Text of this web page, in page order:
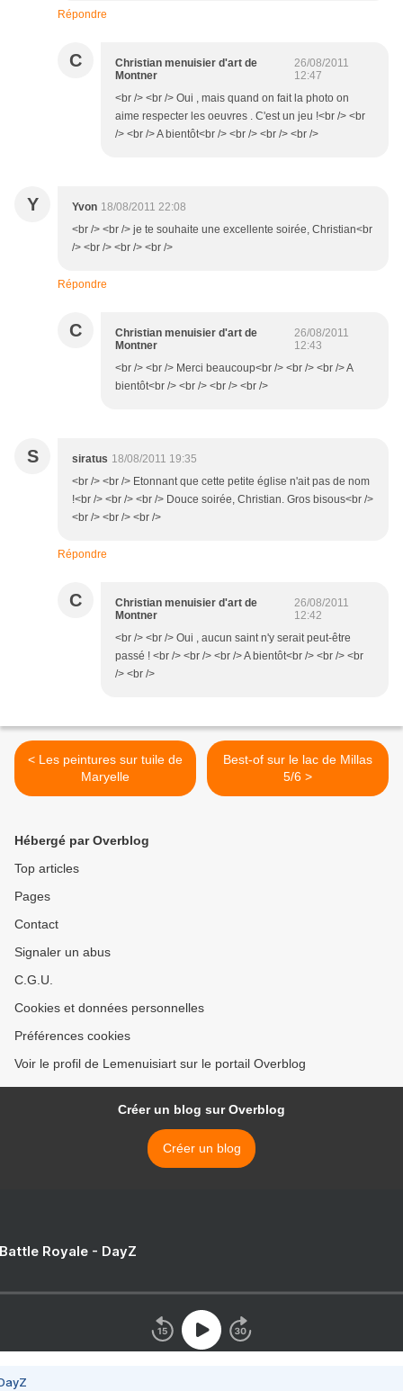
Répondre
C
Christian menuisier d'art de
Montner
26/08/2011
12:47
<br /> <br /> Oui , mais quand on fait la photo on
aime respecter les oeuvres . C'est un jeu !<br /> <br
/> <br /> A bientôt<br /> <br /> <br /> <br />
Y Yvon 18/08/2011 22:08
<br /> <br /> je te souhaite une excellente soirée, Christian<br
/> <br /> <br /> <br />
Répondre
C
Christian menuisier d'art de
Montner
26/08/2011
12:43
<br /> <br /> Merci beaucoup<br /> <br /> <br /> A
bientôt<br /> <br /> <br /> <br />
S siratus 18/08/2011 19:35
<br /> <br /> Etonnant que cette petite église n'ait pas de nom
!<br /> <br /> <br /> Douce soirée, Christian. Gros bisous<br />
<br /> <br /> <br />
Répondre
C
Christian menuisier d'art de
Montner
26/08/2011
12:42
<br /> <br /> Oui , aucun saint n'y serait peut-être
passé ! <br /> <br /> <br /> A bientôt<br /> <br /> <br
/> <br />
< Les peintures sur tuile de
Maryelle
Best-of sur le lac de Millas
5/6 >
Hébergé par Overblog
Top articles
Pages
Contact
Signaler un abus
C.G.U.
Cookies et données personnelles
Préférences cookies
Voir le profil de Lemenuisiart sur le portail Overblog
Créer un blog sur Overblog
Créer un blog
Royale - DayZ